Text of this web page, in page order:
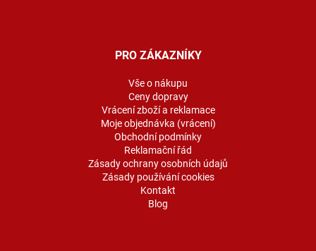
PRO ZÁKAZNÍKY
Vše o nákupu
Ceny dopravy
Vrácení zboží a reklamace
Moje objednávka (vrácení)
Obchodní podmínky
Reklamační řád
Zásady ochrany osobních údajů
Zásady používání cookies
Kontakt
Blog